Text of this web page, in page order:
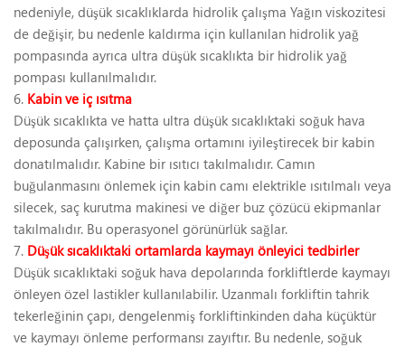
nedeniyle, düşük sıcaklıklarda hidrolik çalışma Yağın viskozitesi
de değişir, bu nedenle kaldırma için kullanılan hidrolik yağ
pompasında ayrıca ultra düşük sıcaklıkta bir hidrolik yağ
pompası kullanılmalıdır.
6. Kabin ve iç ısıtma
Düşük sıcaklıkta ve hatta ultra düşük sıcaklıktaki soğuk hava
deposunda çalışırken, çalışma ortamını iyileştirecek bir kabin
donatılmalıdır. Kabine bir ısıtıcı takılmalıdır. Camın
buğulanmasını önlemek için kabin camı elektrikle ısıtılmalı veya
silecek, saç kurutma makinesi ve diğer buz çözücü ekipmanlar
takılmalıdır. Bu operasyonel görünürlük sağlar.
7. Düşük sıcaklıktaki ortamlarda kaymayı önleyici tedbirler
Düşük sıcaklıktaki soğuk hava depolarında forkliftlerde kaymayı
önleyen özel lastikler kullanılabilir. Uzanmalı forkliftin tahrik
tekerleğinin çapı, dengelenmiş forkliftinkinden daha küçüktür
ve kaymayı önleme performansı zayıftır. Bu nedenle, soğuk